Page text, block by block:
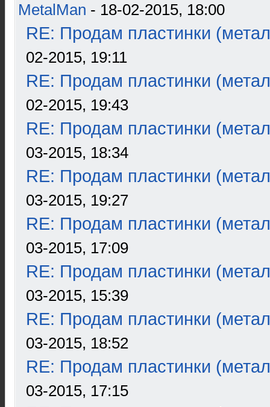
MetalMan - 18-02-2015, 18:00
RE: Продам пластинки
02-2015, 19:11
RE: Продам пластинки
02-2015, 19:43
RE: Продам пластинки
03-2015, 18:34
RE: Продам пластинки
03-2015, 19:27
RE: Продам пластинки
03-2015, 17:09
RE: Продам пластинки
03-2015, 15:39
RE: Продам пластинки
03-2015, 18:52
RE: Продам пластинки
03-2015, 17:15